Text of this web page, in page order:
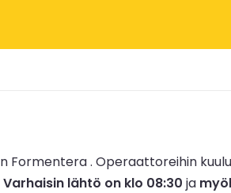
Formentera . Operaattoreihin
Varhaisin lähtö on klo 08:30 ja